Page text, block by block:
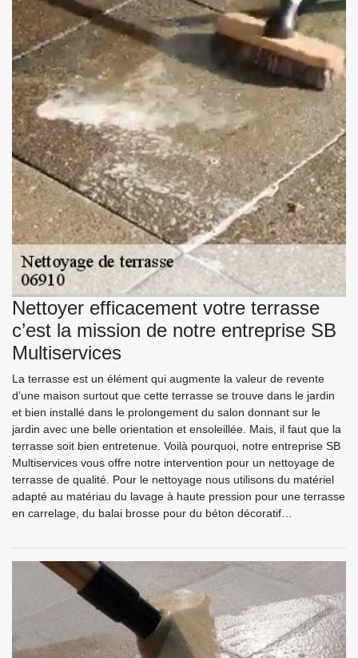
Nettoyer efficacement votre terrasse
c’est la mission de notre entreprise SB
Multiservices
La terrasse est un élément qui augmente la valeur de revente
d’une maison surtout que cette terrasse se trouve dans le jardin
et bien installé dans le prolongement du salon donnant sur le
jardin avec une belle orientation et ensoleillée. Mais, il faut que la
terrasse soit bien entretenue. Voilà pourquoi, notre entreprise SB
Multiservices vous offre notre intervention pour un nettoyage de
terrasse de qualité. Pour le nettoyage nous utilisons du matériel
adapté au matériau du lavage à haute pression pour une terrasse
en carrelage, du balai brosse pour du béton décoratif…